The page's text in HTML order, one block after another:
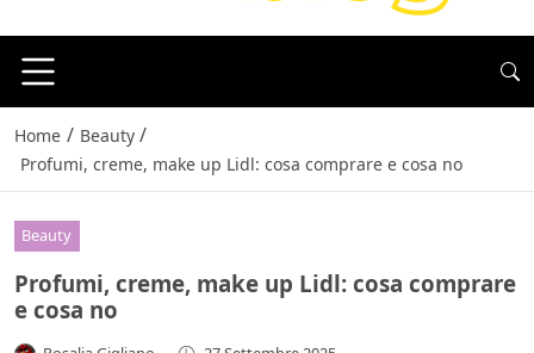
Home / Beauty /
Profumi, creme, make up Lidl: cosa comprare e cosa no
Beauty
Profumi, creme, make up Lidl: cosa comprare
e cosa no